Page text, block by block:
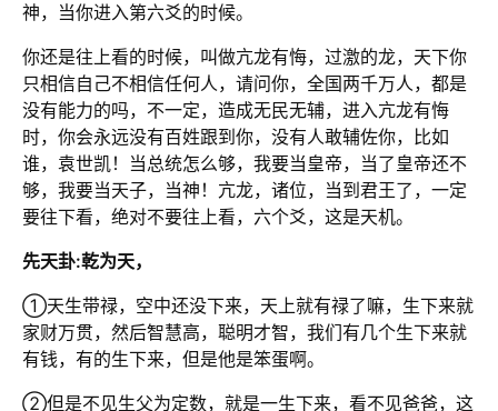
神，当你进入第六爻的时候。
你还是往上看的时候，叫做亢龙有悔，过激的龙，天下你
只相信自己不相信任何人，请问你，全国两千万人，都是
没有能力的吗，不一定，造成无民无辅，进入亢龙有悔
时，你会永远没有百姓跟到你，没有人敢辅佐你，比如
谁，袁世凯！当总统怎么够，我要当皇帝，当了皇帝还不
够，我要当天子，当神！亢龙，诸位，当到君王了，一定
要往下看，绝对不要往上看，六个爻，这是天机。
先天卦:乾为天，
①天生带禄，空中还没下来，天上就有禄了嘛，生下来就
家财万贯，然后智慧高，聪明才智，我们有几个生下来就
有钱，有的生下来，但是他是笨蛋啊。
②但是不见生父为定数，就是一生下来，看不见爸爸，这